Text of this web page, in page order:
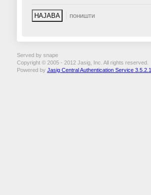
Served by snape
Copyright © 2005 - 2012 Jasig, Inc. All rights reserved.
Powered by Jasig Central Authentication Service 3.5.2.1